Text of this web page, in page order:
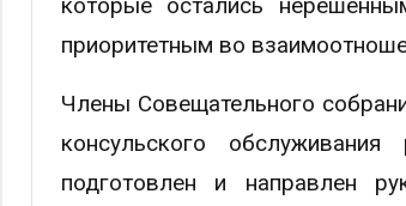
приоритетным во
Члены Совещательного
консульского
подготовлен и направлен